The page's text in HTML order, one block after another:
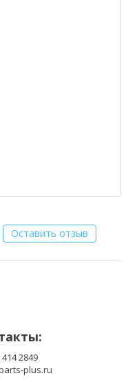
Оставить отзыв
2849
plus.ru